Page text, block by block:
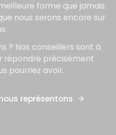
forme que jamais.
nous serons encore sur
? Nos conseillers sont à
répondre précisément
pourriez avoir.
représentons